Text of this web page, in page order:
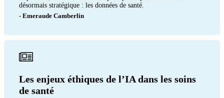
désormais stratégique : les données de santé.
- Emeraude Camberlin
Les enjeux éthiques de l’IA dans les soins
de santé